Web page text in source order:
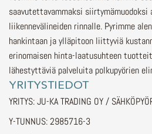
saavutettavammaksi
liikennevälineiden rinnalle. Pyrimme
hankintaan ja ylläpitoon liittyviä
erinomaisen hinta-laatusuhteen
lähestyttäviä palveluita polkupyörien
YRITYSTIEDOT
YRITYS: JU-KA TRADING OY /
Y-TUNNUS: 2985716-3